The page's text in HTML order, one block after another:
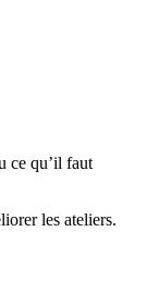
ce qu’il faut
les ateliers.